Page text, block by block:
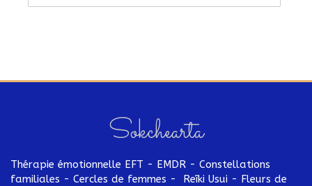
Sokchearta
Thérapie émotionnelle EFT - EMDR - Constellations
familiales - Cercles de femmes - Reîki Usui - Fleurs de